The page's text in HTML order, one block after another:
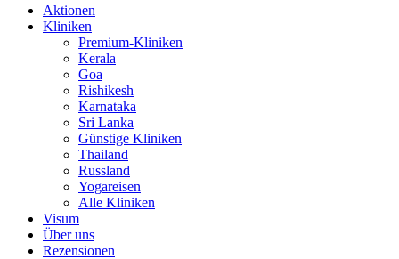
Aktionen
Kliniken
Premium-Kliniken
Kerala
Goa
Rishikesh
Karnataka
Sri Lanka
Günstige Kliniken
Thailand
Russland
Yogareisen
Alle Kliniken
Visum
Über uns
Rezensionen